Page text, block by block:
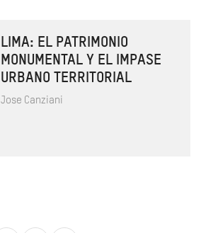
LIMA: EL PATRIMONIO
MONUMENTAL Y EL IMPASE
URBANO TERRITORIAL
Jose Canziani